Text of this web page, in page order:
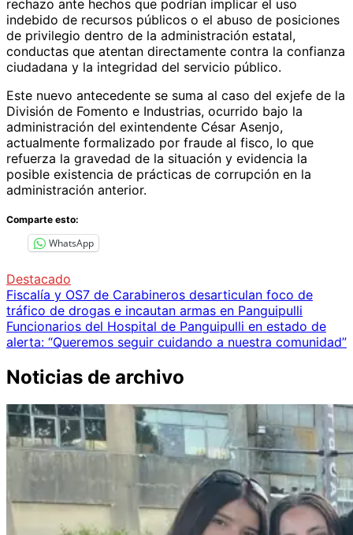
rechazo ante hechos que podrían implicar el uso
indebido de recursos públicos o el abuso de posiciones
de privilegio dentro de la administración estatal,
conductas que atentan directamente contra la confianza
ciudadana y la integridad del servicio público.
Este nuevo antecedente se suma al caso del exjefe de la
División de Fomento e Industrias, ocurrido bajo la
administración del exintendente César Asenjo,
actualmente formalizado por fraude al fisco, lo que
refuerza la gravedad de la situación y evidencia la
posible existencia de prácticas de corrupción en la
administración anterior.
Comparte esto:
WhatsApp
Destacado
Navegación
de
entradas
Fiscalía y OS7 de Carabineros desarticulan foco de
tráfico de drogas e incautan armas en Panguipulli
Funcionarios del Hospital de Panguipulli en estado de
alerta: “Queremos seguir cuidando a nuestra comunidad”
Noticias de archivo